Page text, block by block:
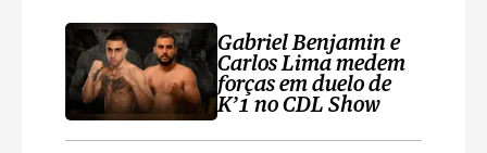
Gabriel Benjamin e
Carlos Lima medem
forças em duelo de
K’1 no CDL Show